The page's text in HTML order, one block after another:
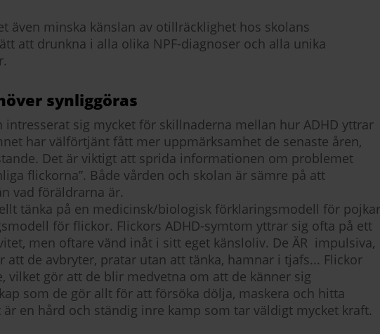
även minska känslan av otillräcklighet hos skolans
att drunkna i alla olika NPF-diagnoser och alla unika
synliggöras
intresserat sig mycket för skillnaderna mellan hur ADHD yttrar
har välförtjänt fått mer uppmärksamhet de senaste åren,
Det är viktigt att sprida informationen om problemet
flickorna”. Både vården och skolan är sämre på att
vad föräldrarna är.
tänka på en medicinsk/biologisk förklaringsmodell för pojkar
för flickor. Flickors ADHD-symtom yttrar sig ofta på ett
men oftare vänd inåt i sitt eget känsloliv. De ÄR impulsiva,
att de avbryter, pratar utan att tänka, hamnar i tjafs... Flickor
vilket gör att de blir medvetna om att de känner sig
som de gör allt för att försöka dölja, maskera och hitta
en hård och ständig inre kamp som tar väldigt mycket kraft.